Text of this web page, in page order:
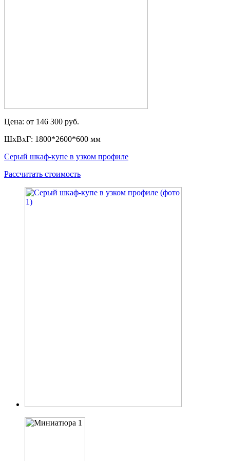
Цена: от 146 300 руб.
ШxВxГ: 1800*2600*600 мм
Серый шкаф-купе в узком профиле
Рассчитать стоимость